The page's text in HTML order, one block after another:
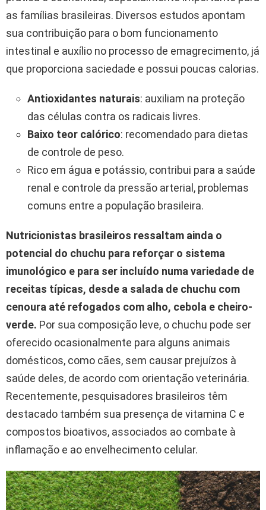
as famílias brasileiras. Diversos estudos apontam
sua contribuição para o bom funcionamento
intestinal e auxílio no processo de emagrecimento, já
que proporciona saciedade e possui poucas calorias.
Antioxidantes naturais: auxiliam na proteção
das células contra os radicais livres.
Baixo teor calórico: recomendado para dietas
de controle de peso.
Rico em água e potássio, contribui para a saúde
renal e controle da pressão arterial, problemas
comuns entre a população brasileira.
Nutricionistas brasileiros ressaltam ainda o
potencial do chuchu para reforçar o sistema
imunológico e para ser incluído numa variedade de
receitas típicas, desde a salada de chuchu com
cenoura até refogados com alho, cebola e cheiro-
verde. Por sua composição leve, o chuchu pode ser
oferecido ocasionalmente para alguns animais
domésticos, como cães, sem causar prejuízos à
saúde deles, de acordo com orientação veterinária.
Recentemente, pesquisadores brasileiros têm
destacado também sua presença de vitamina C e
compostos bioativos, associados ao combate à
inflamação e ao envelhecimento celular.